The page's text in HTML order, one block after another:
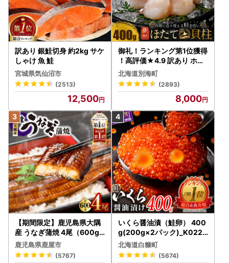
訳あり 銀鮭切身 約2kg サケ
しゃけ 魚 鮭
宮城県気仙沼市
(2513)
12,500
御礼！ランキング第1位獲得
！高評価★4.9 訳あり ホタ
テ 400g（ほたて 帆立 貝柱
冷凍 ）
北海道別海町
(2893)
8,000
【期間限定】鹿児島県大隅
産 うなぎ蒲焼 4尾（600g
） KN007-004-04-cp18
うなぎ 鰻 魚 惣菜 総菜
鹿児島県鹿屋市
(5767)
いくら醤油漬（鮭卵） 400
g(200g×2パック)_K022-
1676
北海道白糠町
(5674)